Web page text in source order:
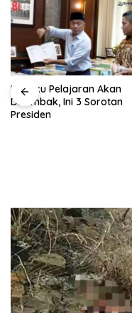
Isi Buku Pelajaran Akan
Dirombak, Ini 3 Sorotan
Presiden